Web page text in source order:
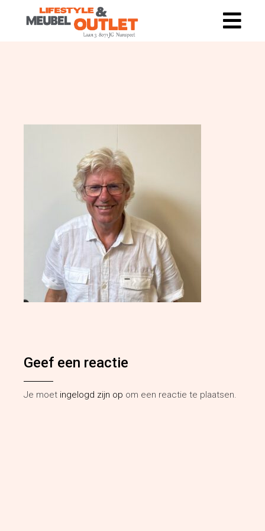
Geef een reactie
Je moet ingelogd zijn op om een reactie te plaatsen.